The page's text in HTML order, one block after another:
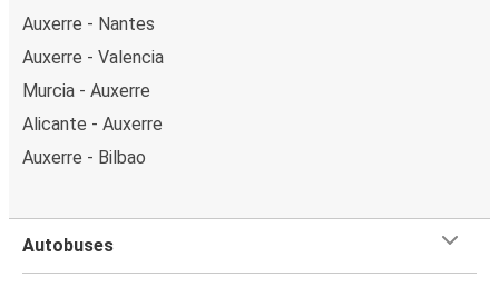
Auxerre - Nantes
Auxerre - Valencia
Murcia - Auxerre
Alicante - Auxerre
Auxerre - Bilbao
Autobuses